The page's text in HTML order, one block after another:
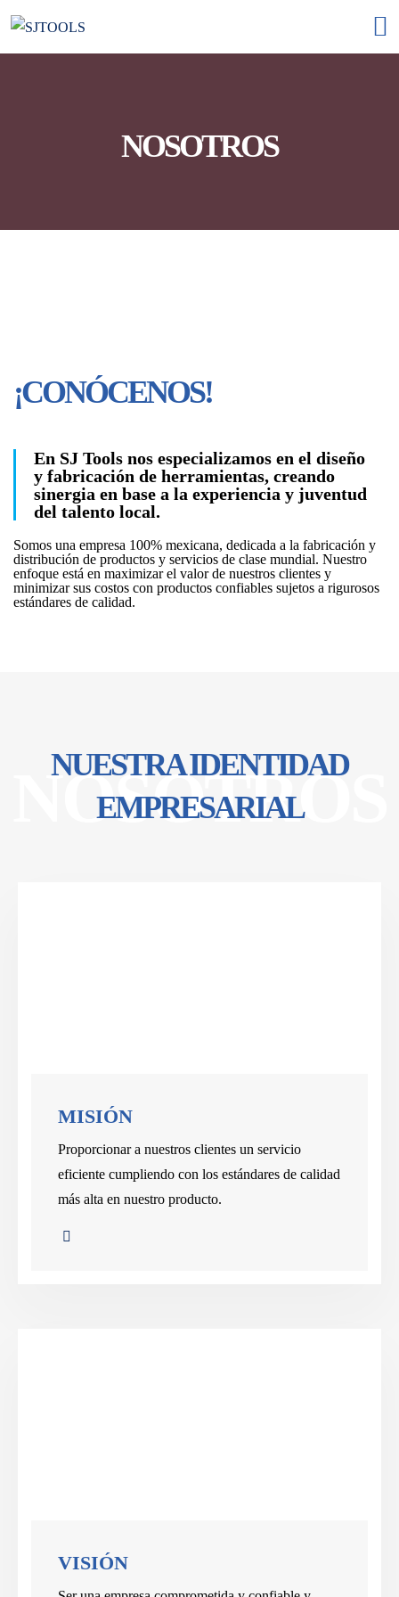
NOSOTROS
Services
¡CONÓCENOS!
En SJ Tools nos especializamos en el diseño
y fabricación de herramientas, creando
sinergia en base a la experiencia y juventud
del talento local.
Somos una empresa 100% mexicana, dedicada a la fabricación y
distribución de productos y servicios de clase mundial. Nuestro
enfoque está en maximizar el valor de nuestros clientes y
minimizar sus costos con productos confiables sujetos a rigurosos
estándares de calidad.
NOSOTROS
NUESTRA IDENTIDAD
EMPRESARIAL
MISIÓN
Proporcionar a nuestros clientes un servicio
eficiente cumpliendo con los estándares de calidad
más alta en nuestro producto.
VISIÓN